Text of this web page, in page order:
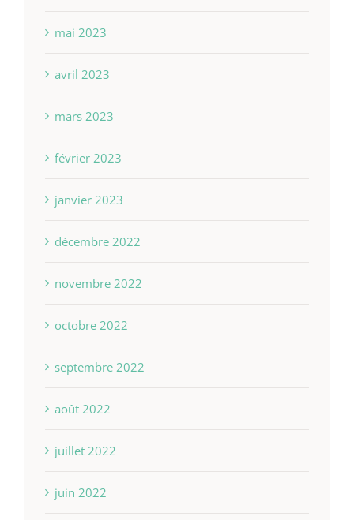
mai 2023
avril 2023
mars 2023
février 2023
janvier 2023
décembre 2022
novembre 2022
octobre 2022
septembre 2022
août 2022
juillet 2022
juin 2022